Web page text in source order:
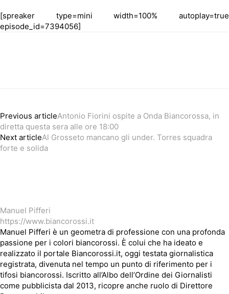
[spreaker type=mini width=100% autoplay=true
episode_id=7394056]
Previous articleAntonio Fiorini ospite a Onda Biancorossa, in
diretta questa sera alle ore 18:00
Next articleAl Grosseto mancano gli under. Torres squadra
forte e solida
Manuel Pifferi
https://www.biancorossi.it
Manuel Pifferi è un geometra di professione con una profonda
passione per i colori biancorossi. È colui che ha ideato e
realizzato il portale Biancorossi.it, oggi testata giornalistica
registrata, divenuta nel tempo un punto di riferimento per i
tifosi biancorossi. Iscritto all’Albo dell’Ordine dei Giornalisti
come pubblicista dal 2013, ricopre anche ruolo di Direttore